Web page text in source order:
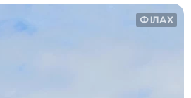
ФІЛАХ